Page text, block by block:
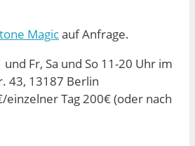
Magicauf Anfrage.
Fr, Sa und So 11-20 Uhr im
43, 13187 Berlin
einzelner Tag 200€ (oder nach